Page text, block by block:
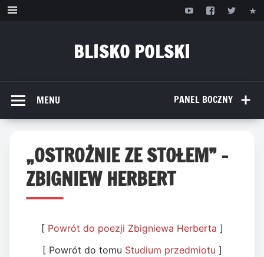
Przejdź
BLISKO POLSKI
PANEL BOCZNY
MENU
„OSTROŻNIE ZE STOŁEM” –
ZBIGNIEW HERBERT
[ Powrót do poezji Zbigniewa Herberta ]
[ Powrót do tomu Studium przedmiotu ]